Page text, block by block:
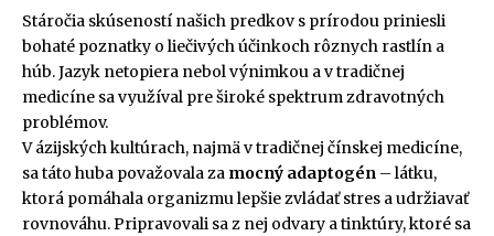
Stáročia skúseností našich predkov s prírodou priniesli
bohaté poznatky o liečivých účinkoch rôznych rastlín a
húb. Jazyk netopiera nebol výnimkou a v tradičnej
medicíne sa využíval pre široké spektrum zdravotných
problémov.
V ázijských kultúrach, najmä v tradičnej čínskej medicíne,
sa táto huba považovala za mocný adaptogén – látku,
ktorá pomáhala organizmu lepšie zvládať stres a udržiavať
rovnováhu. Pripravovali sa z nej odvary a tinktúry, ktoré sa